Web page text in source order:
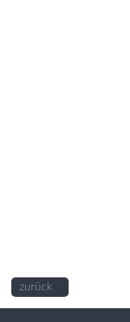
zurück